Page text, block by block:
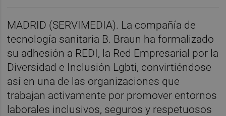
MADRID (SERVIMEDIA). La compañía de
tecnología sanitaria B. Braun ha formalizado
su adhesión a REDI, la Red Empresarial por la
Diversidad e Inclusión Lgbti, convirtiéndose
así en una de las organizaciones que
trabajan activamente por promover entornos
laborales inclusivos, seguros y respetuosos